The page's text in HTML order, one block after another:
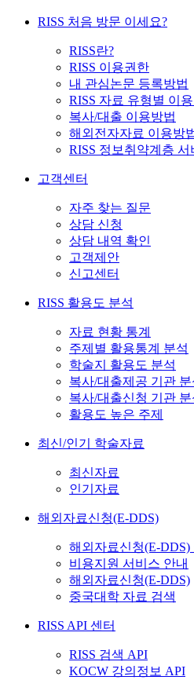
RISS 처음 방문 이세요?
RISS란?
RISS 이용권한
내 관심논문 등록방법
RISS 자료 유형별 이
복사/대출 이용방법
해외전자자료 이용방
RISS 정보취약계층 서
고객센터
자주 찾는 질문
상담 신청
상담 내역 확인
고객제안
신고센터
RISS 활용도 분석
자료 현황 통계
주제별 활용통계 분석
학술지 활용도 분석
복사/대출제공 기관 분
복사/대출신청 기관 분
활용도 높은 주제
최신/인기 학술자료
최신자료
인기자료
해외자료신청(E-DDS)
해외자료신청(E-DDS)
비용지원 서비스 안내
해외자료신청(E-DDS)
중국대학 자료 검색
RISS API 센터
RISS 검색 API
KOCW 강의정보 API